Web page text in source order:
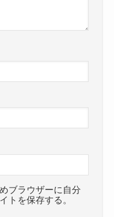
ブラウザーに自分
トを保存する。